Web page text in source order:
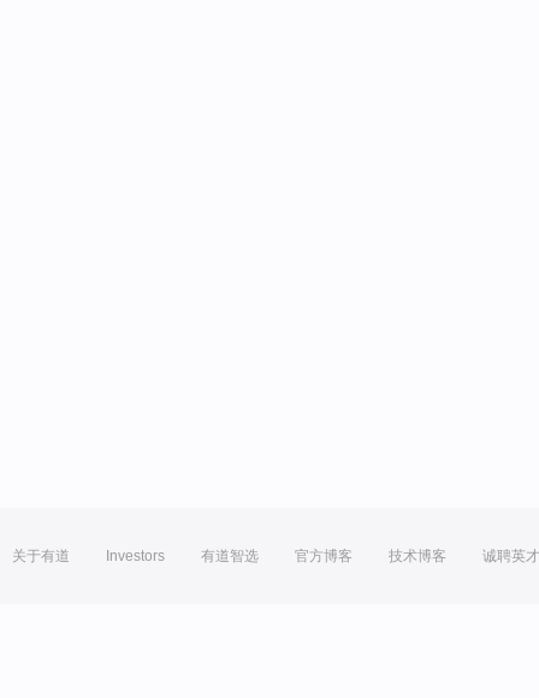
关于有道 Investors 有道智选 官方博客 技术博客 诚聘英才